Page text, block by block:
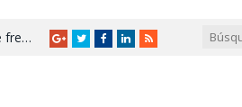
Fracasa impulso turístico de Vallarta en el Mundial: derrama cae frente a 2025
GoogleTwitterFacebookLinkedIn
RSS